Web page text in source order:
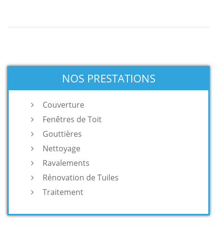
NOS PRESTATIONS
Couverture
Fenêtres de Toit
Gouttières
Nettoyage
Ravalements
Rénovation de Tuiles
Traitement